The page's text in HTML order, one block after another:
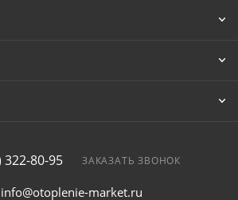
322-80-95 ЗАКАЗАТЬ ЗВОНОК
info@otoplenie-market.ru